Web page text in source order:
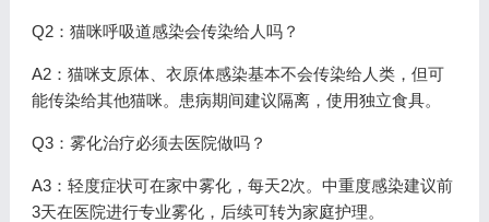
Q2：猫咪呼吸道感染会传染给人吗？
A2：猫咪支原体、衣原体感染基本不会传染给人类，但可
能传染给其他猫咪。患病期间建议隔离，使用独立食具。
Q3：雾化治疗必须去医院做吗？
A3：轻度症状可在家中雾化，每天2次。中重度感染建议前
3天在医院进行专业雾化，后续可转为家庭护理。